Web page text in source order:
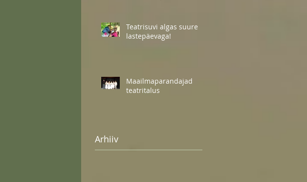
Teatrisuvi algas suure
lastepäevaga!
Maailmaparandajad
teatritalus
Arhiiv